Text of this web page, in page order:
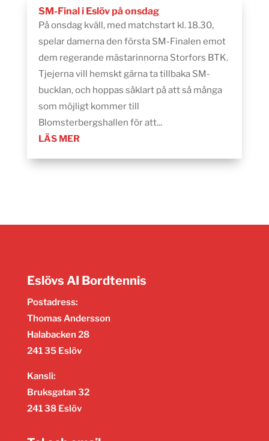
SM-Final i Eslöv på onsdag
På onsdag kväll, med matchstart kl. 18.30,
spelar damerna den första SM-Finalen emot
dem regerande mästarinnorna Storfors BTK.
Tjejerna vill hemskt gärna ta tillbaka SM-
bucklan, och hoppas såklart på att så många
som möjligt kommer till
Blomsterbergshallen för att...
LÄS MER
Eslövs AI Bordtennis
Postadress:
Thomas Andersson
Halabacken 28
241 35 Eslöv
Kansli:
Bruksgatan 32
241 38 Eslöv